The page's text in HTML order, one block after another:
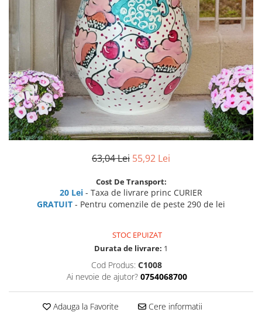
63,04 Lei 55,92 Lei
Cost De Transport:
20 Lei - Taxa de livrare princ CURIER
GRATUIT - Pentru comenzile de peste 290 de lei
STOC EPUIZAT
Durata de livrare: 1
Cod Produs: C1008
Ai nevoie de ajutor? 0754068700
Adauga la Favorite Cere informatii